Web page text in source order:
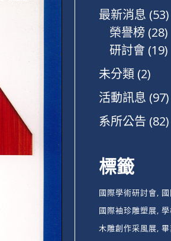
最新消息 (53)
榮譽榜 (28)
研討會 (19)
未分類 (2)
活動訊息 (97)
系所公告 (82)
標籤
國際學術研討會
國際袖珍雕塑展
木雕創作采風展